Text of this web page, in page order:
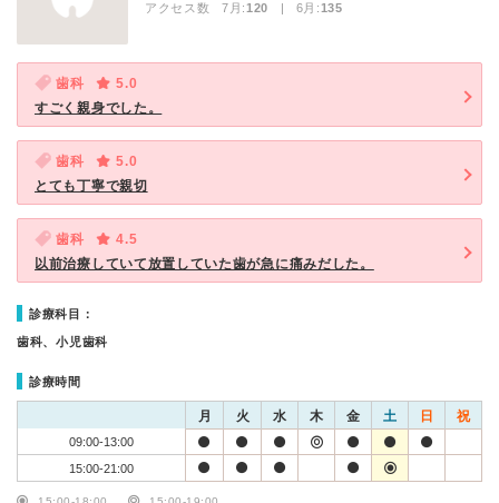
アクセス数 7月:120 | 6月:135
歯科
5.0
すごく親身でした。
歯科
5.0
とても丁寧で親切
歯科
4.5
以前治療していて放置していた歯が急に痛みだした。
診療科目：
歯科、小児歯科
診療時間
月 火 水 木 金 土 日 祝
09:00-13:00
15:00-21:00